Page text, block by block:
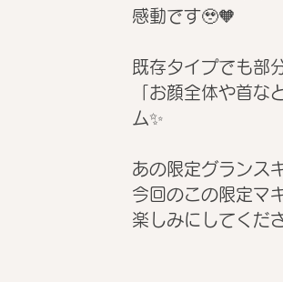
感動です🥹🧡
既存タイプでも部
「お顔全体や首
ム✨
あの限定グランス
今回のこの限定マ
楽しみにしてくだ